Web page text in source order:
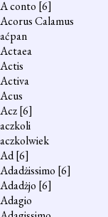
A conto [6]
Acorus Calamus
aćpan
Actaea
Actis
Activa
Acus
Acz[6]
aczkoli
aczkolwiek
Ad[6]
Adadżissimo [6]
Adadżjo [6]
Adagio